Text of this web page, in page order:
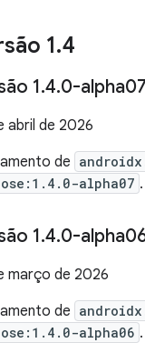
1.4
1.4.0-alpha07
abril de 2026
de
alpha07
1.4.0-
março de 2026
de
alpha06